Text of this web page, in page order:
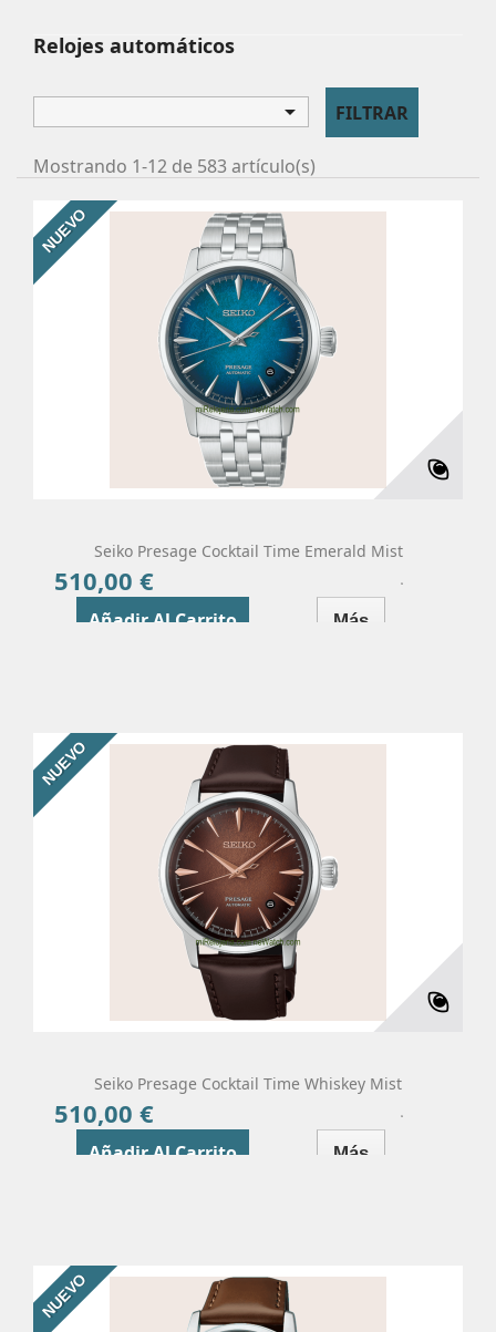
Relojes automáticos
 FILTRAR
Mostrando 1-12 de 583 artículo(s)
Seiko Presage Cocktail Time Emerald Mist
510,00 €
Añadir Al Carrito Más
NUEVO
Seiko Presage Cocktail Time Whiskey Mist
510,00 €
Añadir Al Carrito Más
NUEVO
NUEVO